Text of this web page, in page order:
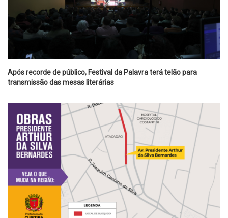
Após recorde de público, Festival da Palavra terá telão para
transmissão das mesas literárias